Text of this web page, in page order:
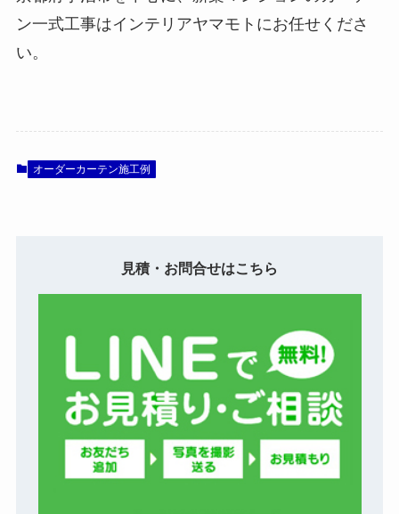
ン一式工事はインテリアヤマモトにお任せくださ
い。
オーダーカーテン施工例
見積・お問合せはこちら